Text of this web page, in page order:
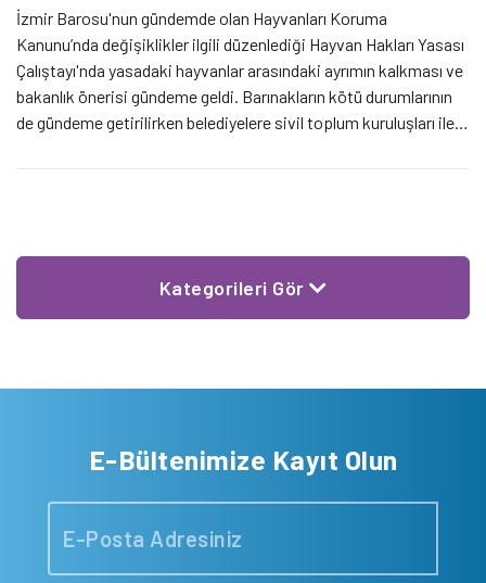
İzmir Barosu'nun gündemde olan Hayvanları Koruma
Kanunu’nda değişiklikler ilgili düzenlediği Hayvan Hakları Yasası
Çalıştayı'nda yasadaki hayvanlar arasındaki ayrımın kalkması ve
bakanlık önerisi gündeme geldi. Barınakların kötü durumlarının
de gündeme getirilirken belediyelere sivil toplum kuruluşları ile
Kategorileri Gör
E-Bültenimize Kayıt Olun